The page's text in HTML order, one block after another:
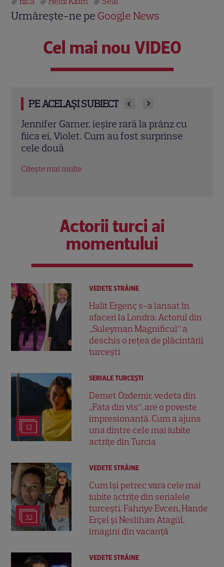
Urmărește-ne pe Google News
Cel mai nou VIDEO
PE ACELAȘI SUBIECT
Eren Kasikci, fost câștigător MasterChef
Turcia, a murit la 37 de ani. Bucătarul a
fost găsit fără viață în locuința sa
Citește mai multe
Actorii turci ai
momentului
VEDETE STRĂINE
Halit Ergenç s-a lansat în
afaceri la Londra: Actorul din
„Suleyman Magnificul” a
deschis o rețea de plăcintării
turcești
12
SERIALE TURCEŞTI
Demet Özdemir, vedeta din
„Fata din vis”, are o poveste
impresionantă. Cum a ajuns
una dintre cele mai iubite
actrițe din Turcia
32
VEDETE STRĂINE
Cum își petrec vara cele mai
iubite actrițe din serialele
turcești. Fahriye Evcen, Hande
Erçel și Neslihan Atagül,
imagini din vacanță
VEDETE STRĂINE